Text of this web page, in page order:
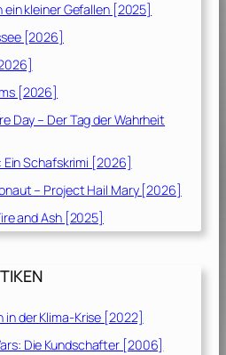
ein kleiner Gefallen [2025]
[2026]
[2026]
Day – Der Tag der Wahrheit
Ein Schafskrimi [2026]
– Project Hail Mary [2026]
and Ash [2025]
in der Klima-Krise [2022]
Die Kundschafter [2006]